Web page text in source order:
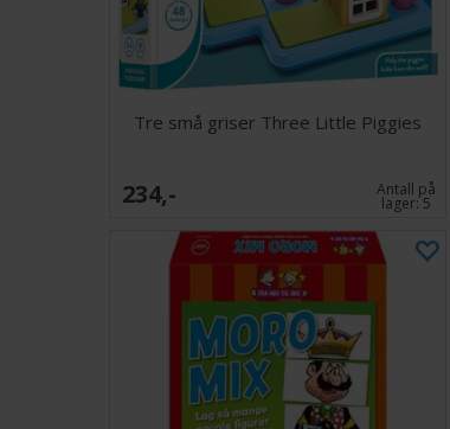
Tre små griser Three Little Piggies
234,- Antall på
lager:5